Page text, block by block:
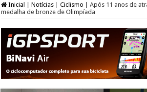
Inicial Notícias Ciclismo
Após 11 anos de
medalha de bronze de Olimpíada